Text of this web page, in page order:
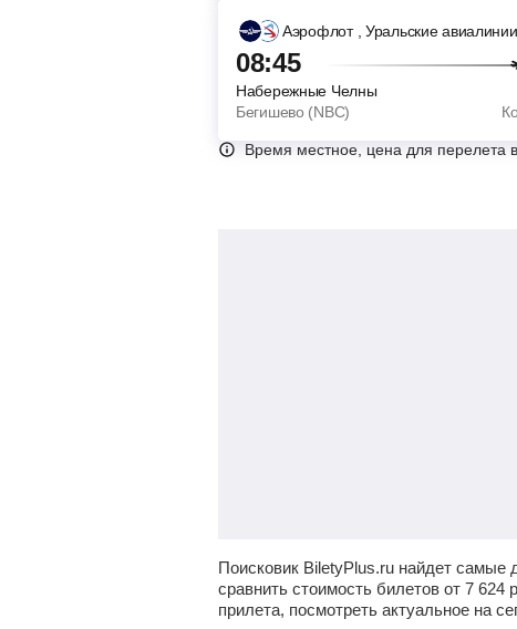
Аэрофлот , Уральские авиалинии
08:45
Набережные Челны
Бегишево (NBC)
Время местное, цена для перелета
Поисковик BiletyPlus.ru найдет
сравнить стоимость билетов от 7 624
прилета, посмотреть актуальное на